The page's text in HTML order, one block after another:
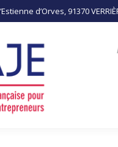
d’Orves, 91370
L’ASSOCIATION